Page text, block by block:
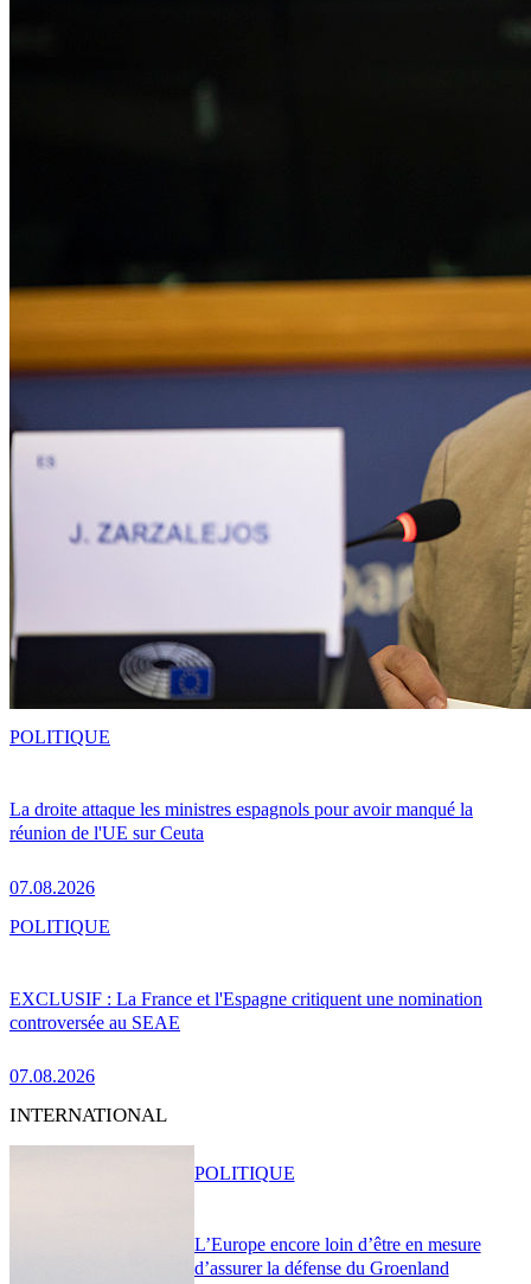
La droite attaque les ministres espagnols pour avoir manqué la
réunion de l'UE sur Ceuta
07.08.2026
POLITIQUE
EXCLUSIF : La France et l'Espagne critiquent une nomination
controversée au SEAE
07.08.2026
POLITIQUE
INTERNATIONAL
L’Europe encore loin d’être en mesure
d’assurer la défense du Groenland
POLITIQUE